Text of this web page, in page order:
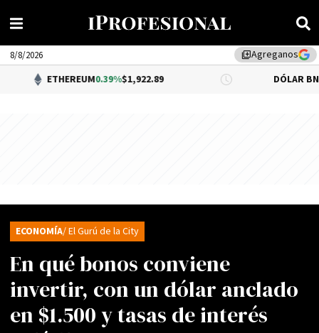
library_addAgreganos
8/8/2026
ETHEREUM0.39%$1,922.89 DÓLAR BNA
En qué bonos conviene
invertir, con un dólar anclado
en $1.500 y tasas de interés
ECONOMÍA/ El Gurú de la City